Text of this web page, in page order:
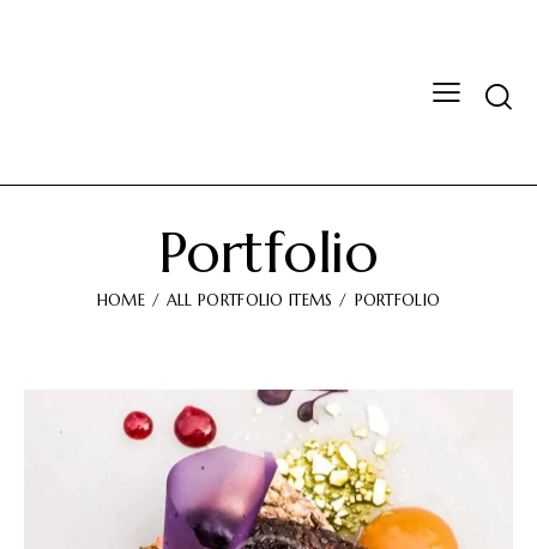
Portfolio
HOME ALL PORTFOLIO ITEMS PORTFOLIO